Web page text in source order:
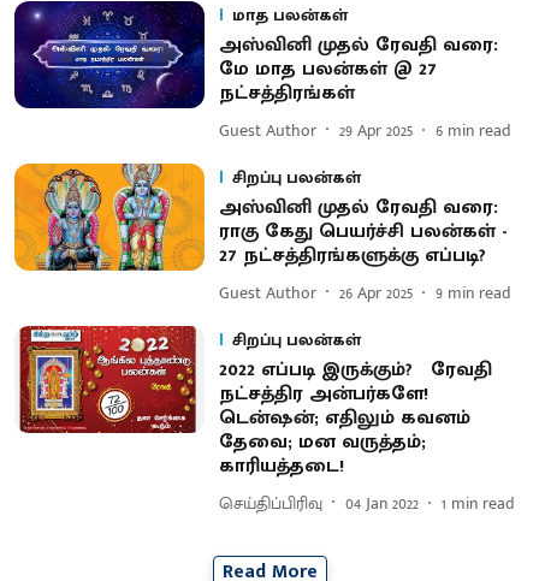
மாத பலன்கள்
அஸ்வினி முதல் ரேவதி வரை:
மே மாத பலன்கள் @ 27
நட்சத்திரங்கள்
Guest Author 29 Apr 2025 6 min read
சிறப்பு பலன்கள்
அஸ்வினி முதல் ரேவதி வரை:
ராகு கேது பெயர்ச்சி பலன்கள் -
27 நட்சத்திரங்களுக்கு எப்படி?
Guest Author 26 Apr 2025 9 min read
சிறப்பு பலன்கள்
2022 எப்படி இருக்கும்? ரேவதி
நட்சத்திர அன்பர்களே!
டென்ஷன்; எதிலும் கவனம்
தேவை; மன வருத்தம்;
காரியத்தடை!
செய்திப்பிரிவு 04 Jan 2022 1 min read
Read More